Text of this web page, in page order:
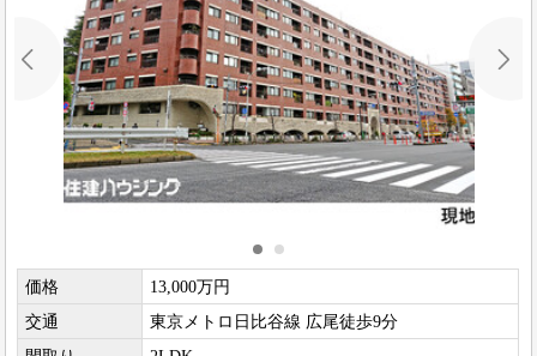
価格
13,000万円
交通
東京メトロ日比谷線 広尾徒歩9分